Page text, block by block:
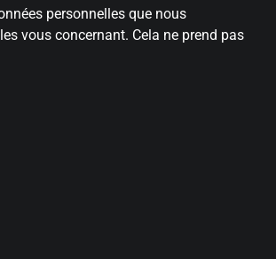
personnelles que nous
vous concernant. Cela ne prend pas